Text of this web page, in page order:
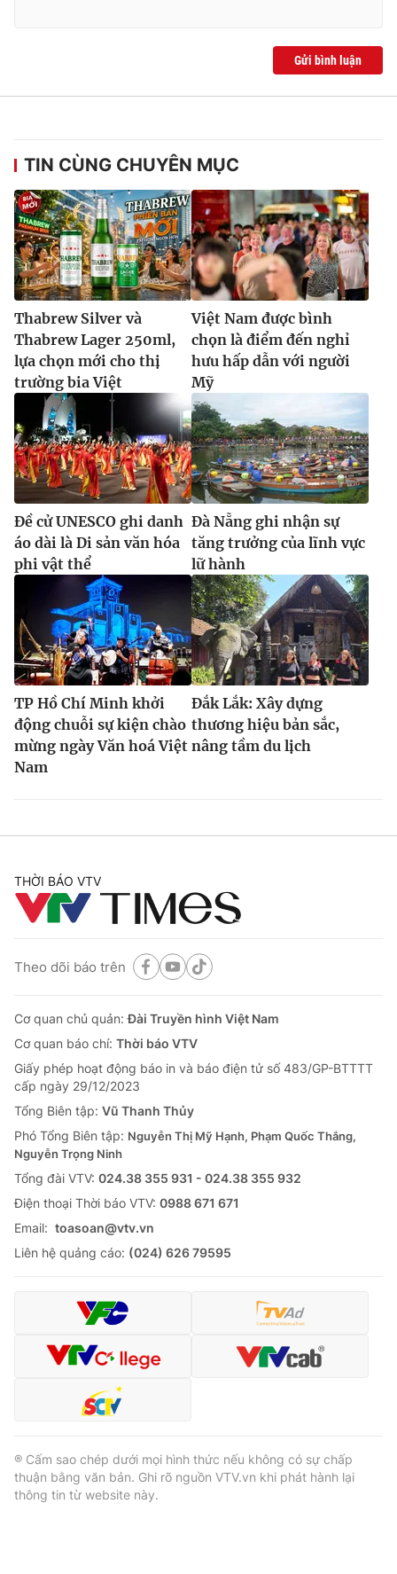
Gửi bình luận
TIN CÙNG CHUYÊN MỤC
Thabrew Silver và
Thabrew Lager 250ml,
lựa chọn mới cho thị
trường bia Việt
Việt Nam được bình
chọn là điểm đến nghỉ
hưu hấp dẫn với người
Mỹ
Đề cử UNESCO ghi danh
áo dài là Di sản văn hóa
phi vật thể
Đà Nẵng ghi nhận sự
tăng trưởng của lĩnh vực
lữ hành
TP Hồ Chí Minh khởi
động chuỗi sự kiện chào
mừng ngày Văn hoá Việt
Nam
Đắk Lắk: Xây dựng
thương hiệu bản sắc,
nâng tầm du lịch
THỜI BÁO VTV
Theo dõi báo trên
Cơ quan chủ quản:Đài Truyền hình Việt Nam
Cơ quan báo chí: Thời báo VTV
Giấy phép hoạt động báo in và báo điện tử số 483/GP-BTTTT
cấp ngày 29/12/2023
Tổng Biên tập: Vũ Thanh Thủy
Phó Tổng Biên tập: Nguyễn Thị Mỹ Hạnh, Phạm Quốc Thắng,
Nguyễn Trọng Ninh
Tổng đài VTV: 024.38 355 931 - 024.38 355 932
Ðiện thoại Thời báo VTV: 0988 671 671
Email: toasoan@vtv.vn
Liên hệ quảng cáo: (024) 626 79595
® Cấm sao chép dưới mọi hình thức nếu không có sự chấp
thuận bằng văn bản. Ghi rõ nguồn VTV.vn khi phát hành lại
thông tin từ website này.